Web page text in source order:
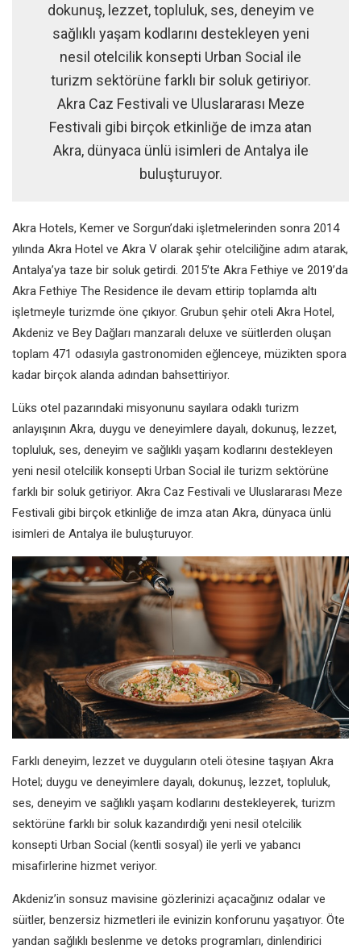
dokunuş, lezzet, topluluk, ses, deneyim ve
sağlıklı yaşam kodlarını destekleyen yeni
nesil otelcilik konsepti Urban Social ile
turizm sektörüne farklı bir soluk getiriyor.
Akra Caz Festivali ve Uluslararası Meze
Festivali gibi birçok etkinliğe de imza atan
Akra, dünyaca ünlü isimleri de Antalya ile
buluşturuyor.
Akra Hotels, Kemer ve Sorgun’daki işletmelerinden sonra 2014
yılında Akra Hotel ve Akra V olarak şehir otelciliğine adım atarak,
Antalya’ya taze bir soluk getirdi. 2015’te Akra Fethiye ve 2019’da
Akra Fethiye The Residence ile devam ettirip toplamda altı
işletmeyle turizmde öne çıkıyor. Grubun şehir oteli Akra Hotel,
Akdeniz ve Bey Dağları manzaralı deluxe ve süitlerden oluşan
toplam 471 odasıyla gastronomiden eğlenceye, müzikten spora
kadar birçok alanda adından bahsettiriyor.
Lüks otel pazarındaki misyonunu sayılara odaklı turizm
anlayışının Akra, duygu ve deneyimlere dayalı, dokunuş, lezzet,
topluluk, ses, deneyim ve sağlıklı yaşam kodlarını destekleyen
yeni nesil otelcilik konsepti Urban Social ile turizm sektörüne
farklı bir soluk getiriyor. Akra Caz Festivali ve Uluslararası Meze
Festivali gibi birçok etkinliğe de imza atan Akra, dünyaca ünlü
isimleri de Antalya ile buluşturuyor.
Farklı deneyim, lezzet ve duyguların oteli ötesine taşıyan Akra
Hotel; duygu ve deneyimlere dayalı, dokunuş, lezzet, topluluk,
ses, deneyim ve sağlıklı yaşam kodlarını destekleyerek, turizm
sektörüne farklı bir soluk kazandırdığı yeni nesil otelcilik
konsepti Urban Social (kentli sosyal) ile yerli ve yabancı
misafirlerine hizmet veriyor.
Akdeniz’in sonsuz mavisine gözlerinizi açacağınız odalar ve
süitler, benzersiz hizmetleri ile evinizin konforunu yaşatıyor. Öte
yandan sağlıklı beslenme ve detoks programları, dinlendirici